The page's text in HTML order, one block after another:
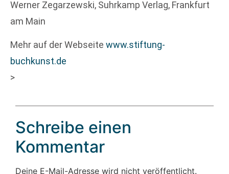
Werner Zegarzewski, Suhrkamp Verlag, Frankfurt
am Main
Mehr auf der Webseite www.stiftung-
buchkunst.de
>
Schreibe einen
Kommentar
Deine E-Mail-Adresse wird nicht veröffentlicht.